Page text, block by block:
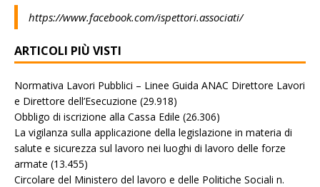
https://www.facebook.com/ispettori.associati/
ARTICOLI PIÙ VISTI
Normativa Lavori Pubblici – Linee Guida ANAC Direttore Lavori
e Direttore dell’Esecuzione (29.918)
Obbligo di iscrizione alla Cassa Edile (26.306)
La vigilanza sulla applicazione della legislazione in materia di
salute e sicurezza sul lavoro nei luoghi di lavoro delle forze
armate (13.455)
Circolare del Ministero del lavoro e delle Politiche Sociali n.